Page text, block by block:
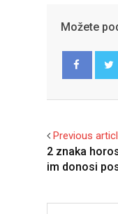
Možete
Previous
2 znaka
im donosi